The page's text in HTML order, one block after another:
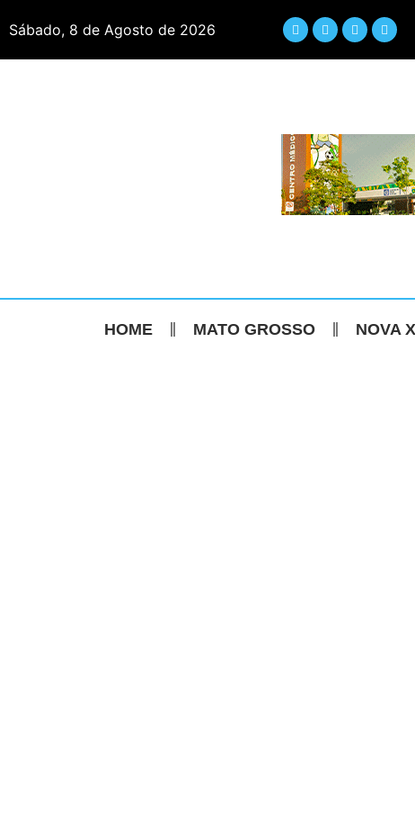
Sábado, 8 de Agosto de 2026
HOME MATO GROSSO NOVA